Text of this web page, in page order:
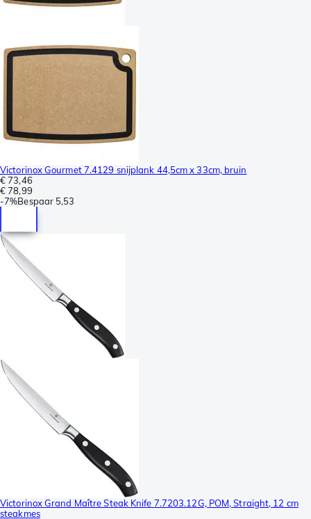
Victorinox Gourmet 7.4129 snijplank 44,5cm x 33cm, bruin
€ 73,46
€ 78,99
-7%Bespaar 5,53
Victorinox Grand Maître Steak Knife 7.7203.12G, POM, Straight, 12 cm
steakmes